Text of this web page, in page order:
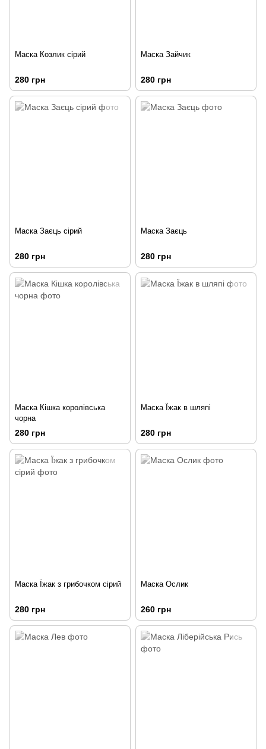
Маска Козлик сірий
280 грн
Маска Зайчик
280 грн
Маска Заєць сірий
280 грн
Маска Заєць
280 грн
Маска Кішка королівська
чорна
280 грн
Маска Їжак в шляпі
280 грн
Маска Їжак з грибочком сірий
280 грн
Маска Ослик
260 грн